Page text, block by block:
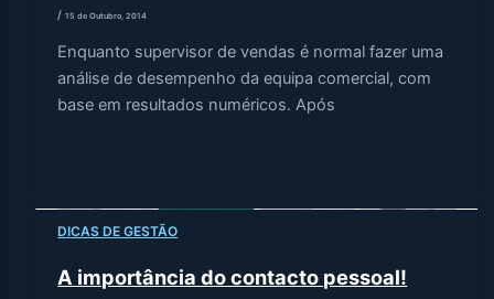
/15 de Outubro, 2014
Enquanto supervisor de vendas é normal fazer uma
análise de desempenho da equipa comercial, com
base em resultados numéricos. Após
DICAS DE GESTÃO
A importância do contacto pessoal!